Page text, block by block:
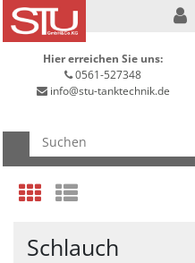
Hier erreichen Sie uns:
0561-527348
info@stu-tanktechnik.de
Schlauch